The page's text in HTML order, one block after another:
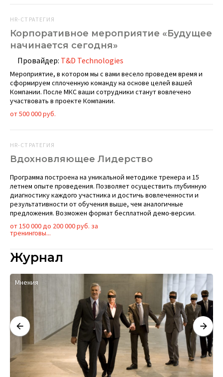
HR-СТРАТЕГИЯ
Корпоративное мероприятие «Будущее
начинается сегодня»
Провайдер: T&D Technologies
Мероприятие, в котором мы с вами весело проведем время и
сформируем сплоченную команду на основе целей вашей
Компании. После МКС ваши сотрудники станут вовлечено
участвовать в проекте Компании.
от 500 000 руб.
HR-СТРАТЕГИЯ
Вдохновляющее Лидерство
Программа построена на уникальной методике тренера и 15
летнем опыте проведения. Позволяет осуществить глубинную
диагностику каждого участника и достичь вовлеченности и
результативности от обучения выше, чем аналогичные
предложения. Возможен формат бесплатной демо-версии.
от 150 000 до 200 000 руб. за
тренинговы...
Журнал
Мнения